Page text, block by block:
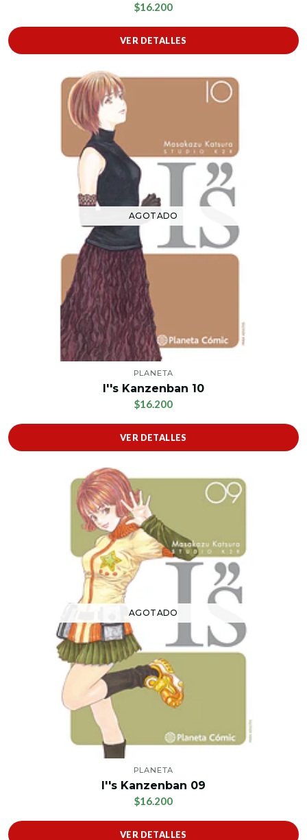
$16.200
VER DETALLES
AGOTADO
PLANETA
I''s Kanzenban 10
$16.200
VER DETALLES
AGOTADO
PLANETA
I''s Kanzenban 09
$16.200
VER DETALLES